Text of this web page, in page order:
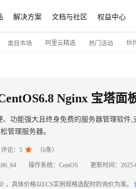
解决方案 文档与社区 权益中心
类目市场 阿里云精选 热门活动 伙
Nginx 宝塔面板
、功能强大且终身免费的服务器管理软
管理服务器。
评论： 5  （6条）
操作系统： CentOS 更新时间：
，具体价格以ECS实例规格选配时的询价为准。